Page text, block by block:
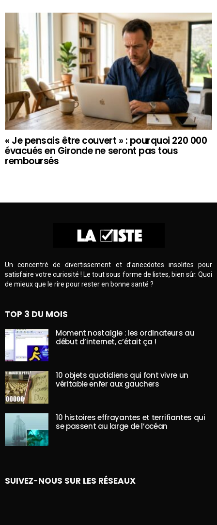
« Je pensais être couvert » : pourquoi 220 000
évacués en Gironde ne seront pas tous
remboursés
Un concentré de divertissement et d’anecdotes insolites pour
satisfaire votre curiosité ! Le tout sous forme de listes, bien sûr. Quoi
de mieux que le rire pour rester en bonne santé ?
TOP 3 DU MOIS
Moment nostalgie : les ordinateurs au
début d’internet, c’était ça !
10 objets quotidiens qui font vivre un
véritable enfer aux gauchers
10 histoires effrayantes et terrifiantes qui
se passent au large de l’océan
SUIVEZ-NOUS SUR LES RÉSEAUX